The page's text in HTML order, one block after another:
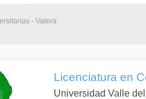
- Valera
Licenciatura en
Universidad Valle